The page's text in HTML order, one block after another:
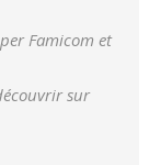
Famicom et
sur